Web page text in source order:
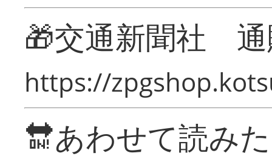
🎁交通新聞社
https://
🔛あわせて読み